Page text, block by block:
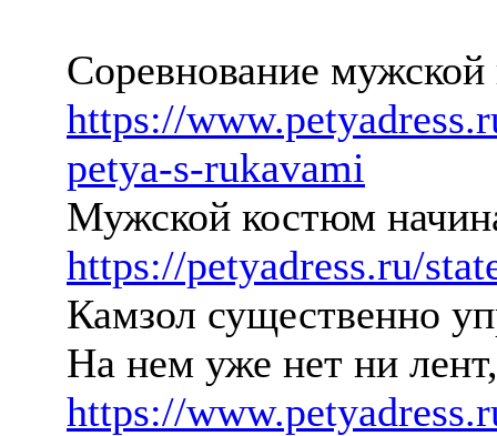
Соревнование
https://
petya-s-rukavami
Мужской костюм
https://petyadress.ru/
Камзол существенно
На нем уже нет ни
https://